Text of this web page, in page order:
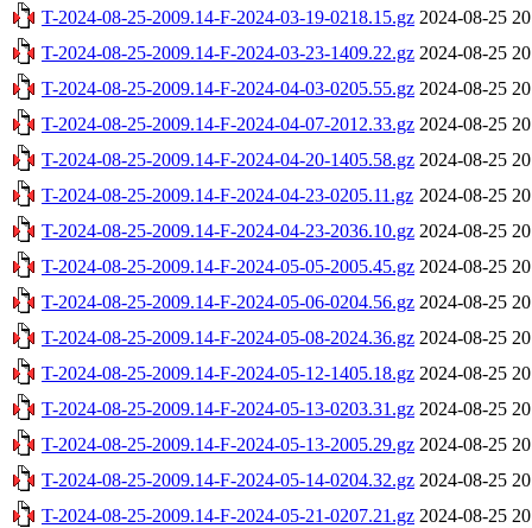
T-2024-08-25-2009.14-F-2024-03-19-0218.15.gz 2024-08-25
T-2024-08-25-2009.14-F-2024-03-23-1409.22.gz 2024-08-25
T-2024-08-25-2009.14-F-2024-04-03-0205.55.gz 2024-08-25
T-2024-08-25-2009.14-F-2024-04-07-2012.33.gz 2024-08-25
T-2024-08-25-2009.14-F-2024-04-20-1405.58.gz 2024-08-25
T-2024-08-25-2009.14-F-2024-04-23-0205.11.gz 2024-08-25
T-2024-08-25-2009.14-F-2024-04-23-2036.10.gz 2024-08-25
T-2024-08-25-2009.14-F-2024-05-05-2005.45.gz 2024-08-25
T-2024-08-25-2009.14-F-2024-05-06-0204.56.gz 2024-08-25
T-2024-08-25-2009.14-F-2024-05-08-2024.36.gz 2024-08-25
T-2024-08-25-2009.14-F-2024-05-12-1405.18.gz 2024-08-25
T-2024-08-25-2009.14-F-2024-05-13-0203.31.gz 2024-08-25
T-2024-08-25-2009.14-F-2024-05-13-2005.29.gz 2024-08-25
T-2024-08-25-2009.14-F-2024-05-14-0204.32.gz 2024-08-25
T-2024-08-25-2009.14-F-2024-05-21-0207.21.gz 2024-08-25